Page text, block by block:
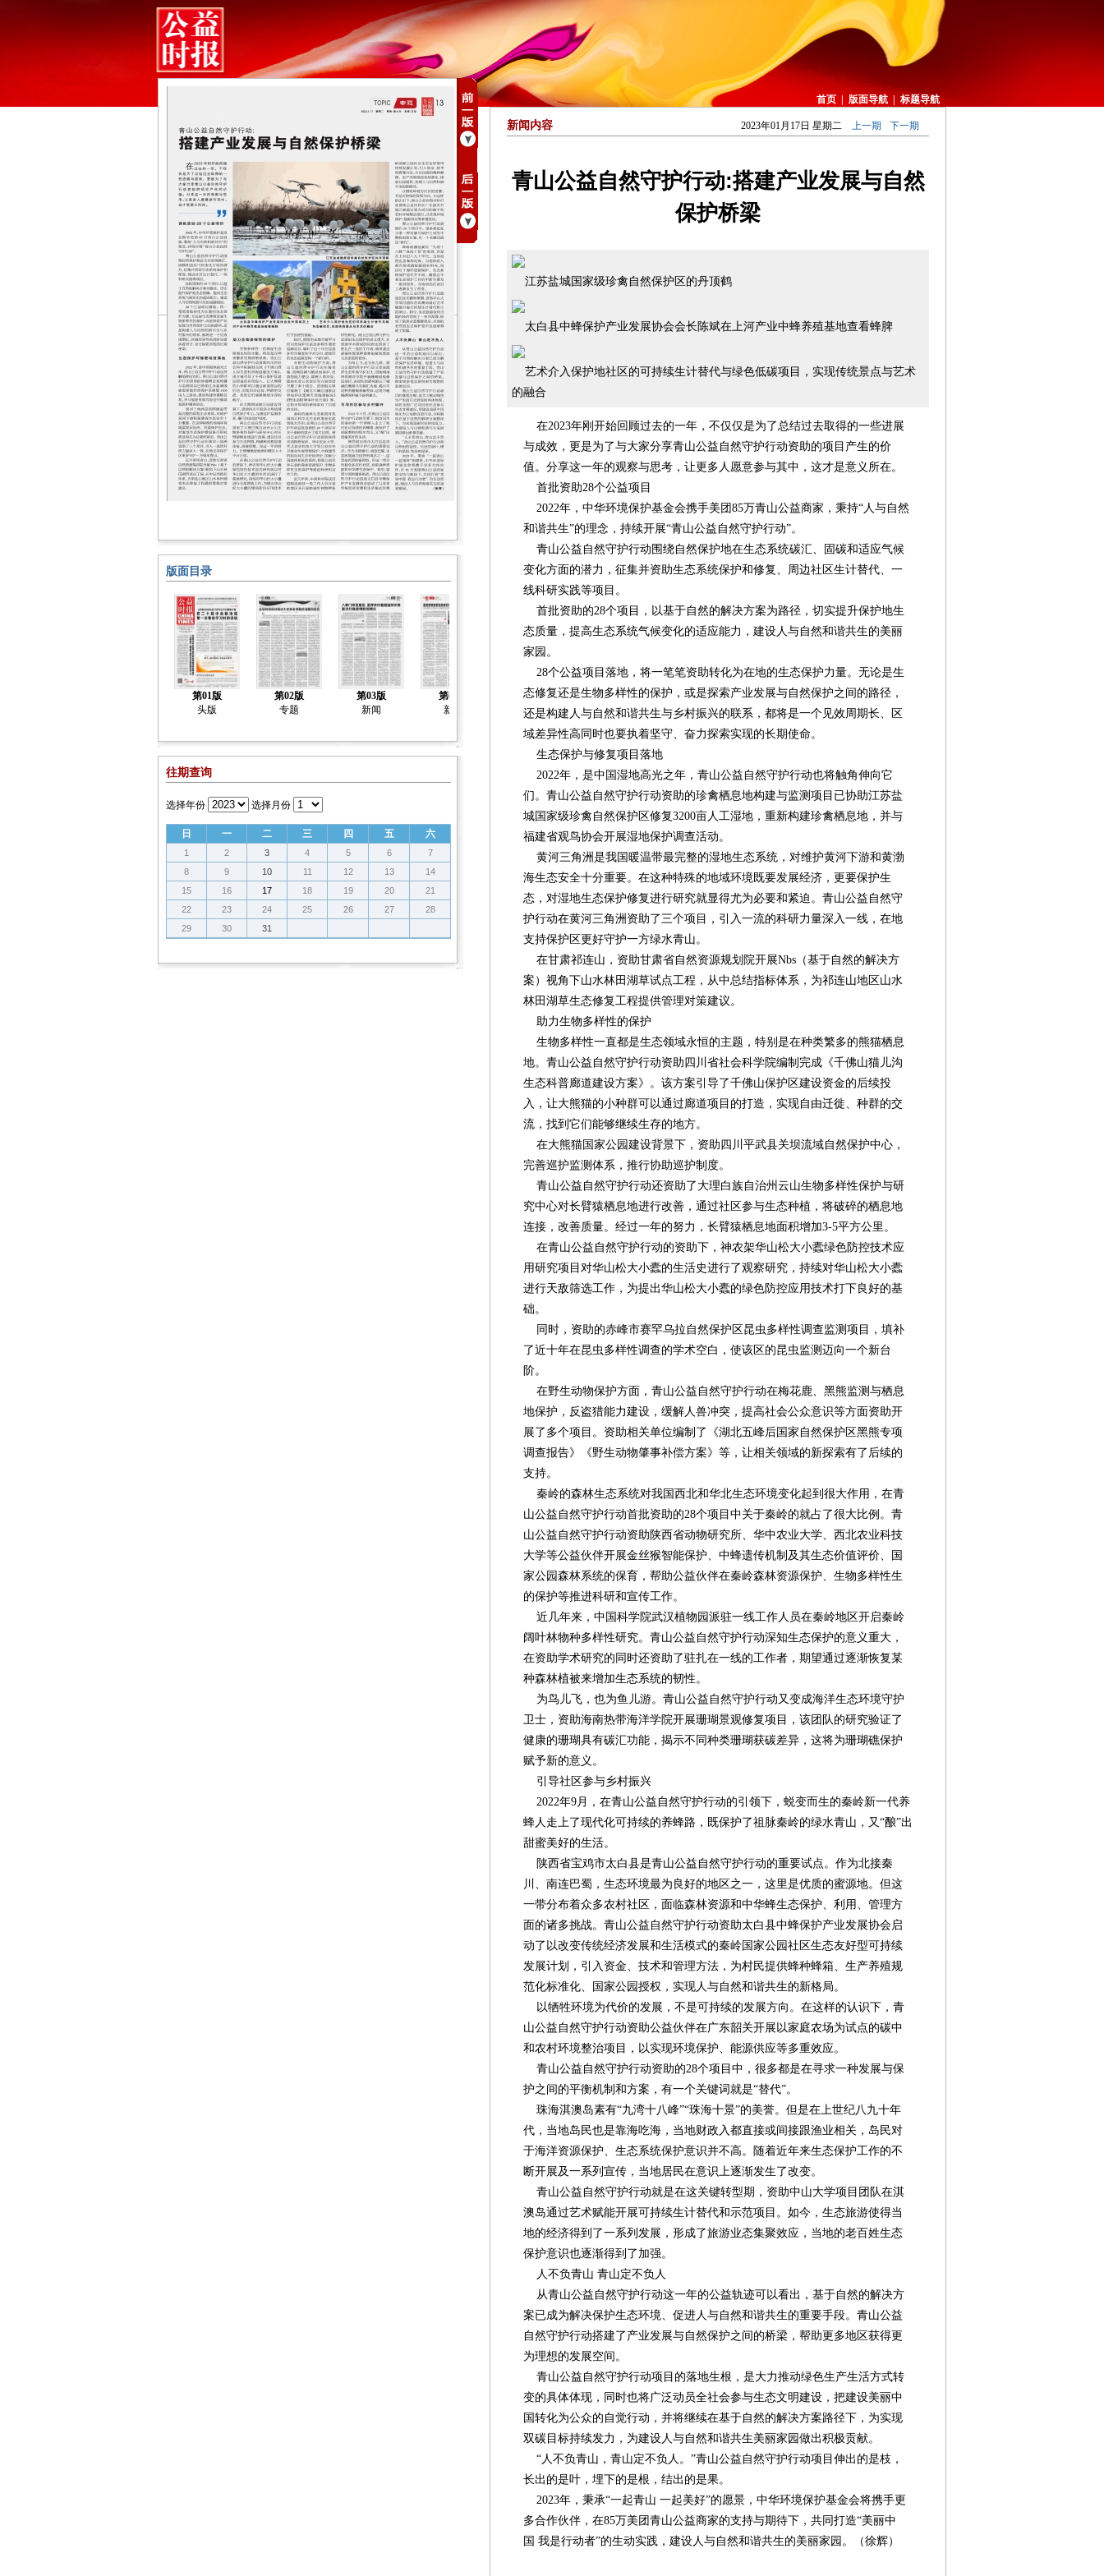
首页 版面导航 标题导航
版面目录
第01版
头版
第02版
专题
第03版
新闻
第04版
新闻
第05版
新闻
第06版
新闻
第07版
新闻
第08版
特别报道
第10版
特别报道
往期查询
选择年份 选择月份
日 一 二 三 四 五 六
1 2 3 4 5 6
7
8
9 10 11 12 13
14
15
16 17 18 19 20
21
22
23 24 25 26 27
28
29
30 31
新闻内容 2023年01月17日 星期二 上一期 下一期
青山公益自然守护行动:搭建产业发展与自然
保护桥梁
江苏盐城国家级珍禽自然保护区的丹顶鹤
太白县中蜂保护产业发展协会会长陈斌在上河产业中蜂养殖基地查看蜂脾
艺术介入保护地社区的可持续生计替代与绿色低碳项目，实现传统景点与艺术
的融合
在2023年刚开始回顾过去的一年，不仅仅是为了总结过去取得的一些进展
与成效，更是为了与大家分享青山公益自然守护行动资助的项目产生的价
值。分享这一年的观察与思考，让更多人愿意参与其中，这才是意义所在。
首批资助28个公益项目
2022年，中华环境保护基金会携手美团85万青山公益商家，秉持“人与自然
和谐共生”的理念，持续开展“青山公益自然守护行动”。
青山公益自然守护行动围绕自然保护地在生态系统碳汇、固碳和适应气候
变化方面的潜力，征集并资助生态系统保护和修复、周边社区生计替代、一
线科研实践等项目。
首批资助的28个项目，以基于自然的解决方案为路径，切实提升保护地生
态质量，提高生态系统气候变化的适应能力，建设人与自然和谐共生的美丽
家园。
28个公益项目落地，将一笔笔资助转化为在地的生态保护力量。无论是生
态修复还是生物多样性的保护，或是探索产业发展与自然保护之间的路径，
还是构建人与自然和谐共生与乡村振兴的联系，都将是一个见效周期长、区
域差异性高同时也要执着坚守、奋力探索实现的长期使命。
生态保护与修复项目落地
2022年，是中国湿地高光之年，青山公益自然守护行动也将触角伸向它
们。青山公益自然守护行动资助的珍禽栖息地构建与监测项目已协助江苏盐
城国家级珍禽自然保护区修复3200亩人工湿地，重新构建珍禽栖息地，并与
福建省观鸟协会开展湿地保护调查活动。
黄河三角洲是我国暖温带最完整的湿地生态系统，对维护黄河下游和黄渤
海生态安全十分重要。在这种特殊的地域环境既要发展经济，更要保护生
态，对湿地生态保护修复进行研究就显得尤为必要和紧迫。青山公益自然守
护行动在黄河三角洲资助了三个项目，引入一流的科研力量深入一线，在地
支持保护区更好守护一方绿水青山。
在甘肃祁连山，资助甘肃省自然资源规划院开展Nbs（基于自然的解决方
案）视角下山水林田湖草试点工程，从中总结指标体系，为祁连山地区山水
林田湖草生态修复工程提供管理对策建议。
助力生物多样性的保护
生物多样性一直都是生态领域永恒的主题，特别是在种类繁多的熊猫栖息
地。青山公益自然守护行动资助四川省社会科学院编制完成《千佛山猫儿沟
生态科普廊道建设方案》。该方案引导了千佛山保护区建设资金的后续投
入，让大熊猫的小种群可以通过廊道项目的打造，实现自由迁徙、种群的交
流，找到它们能够继续生存的地方。
在大熊猫国家公园建设背景下，资助四川平武县关坝流域自然保护中心，
完善巡护监测体系，推行协助巡护制度。
青山公益自然守护行动还资助了大理白族自治州云山生物多样性保护与研
究中心对长臂猿栖息地进行改善，通过社区参与生态种植，将破碎的栖息地
连接，改善质量。经过一年的努力，长臂猿栖息地面积增加3-5平方公里。
在青山公益自然守护行动的资助下，神农架华山松大小蠹绿色防控技术应
用研究项目对华山松大小蠹的生活史进行了观察研究，持续对华山松大小蠹
进行天敌筛选工作，为提出华山松大小蠹的绿色防控应用技术打下良好的基
础。
同时，资助的赤峰市赛罕乌拉自然保护区昆虫多样性调查监测项目，填补
了近十年在昆虫多样性调查的学术空白，使该区的昆虫监测迈向一个新台
阶。
在野生动物保护方面，青山公益自然守护行动在梅花鹿、黑熊监测与栖息
地保护，反盗猎能力建设，缓解人兽冲突，提高社会公众意识等方面资助开
展了多个项目。资助相关单位编制了《湖北五峰后国家自然保护区黑熊专项
调查报告》《野生动物肇事补偿方案》等，让相关领域的新探索有了后续的
支持。
秦岭的森林生态系统对我国西北和华北生态环境变化起到很大作用，在青
山公益自然守护行动首批资助的28个项目中关于秦岭的就占了很大比例。青
山公益自然守护行动资助陕西省动物研究所、华中农业大学、西北农业科技
大学等公益伙伴开展金丝猴智能保护、中蜂遗传机制及其生态价值评价、国
家公园森林系统的保育，帮助公益伙伴在秦岭森林资源保护、生物多样性生
的保护等推进科研和宣传工作。
近几年来，中国科学院武汉植物园派驻一线工作人员在秦岭地区开启秦岭
阔叶林物种多样性研究。青山公益自然守护行动深知生态保护的意义重大，
在资助学术研究的同时还资助了驻扎在一线的工作者，期望通过逐渐恢复某
种森林植被来增加生态系统的韧性。
为鸟儿飞，也为鱼儿游。青山公益自然守护行动又变成海洋生态环境守护
卫士，资助海南热带海洋学院开展珊瑚景观修复项目，该团队的研究验证了
健康的珊瑚具有碳汇功能，揭示不同种类珊瑚获碳差异，这将为珊瑚礁保护
赋予新的意义。
引导社区参与乡村振兴
2022年9月，在青山公益自然守护行动的引领下，蜕变而生的秦岭新一代养
蜂人走上了现代化可持续的养蜂路，既保护了祖脉秦岭的绿水青山，又“酿”出
甜蜜美好的生活。
陕西省宝鸡市太白县是青山公益自然守护行动的重要试点。作为北接秦
川、南连巴蜀，生态环境最为良好的地区之一，这里是优质的蜜源地。但这
一带分布着众多农村社区，面临森林资源和中华蜂生态保护、利用、管理方
面的诸多挑战。青山公益自然守护行动资助太白县中蜂保护产业发展协会启
动了以改变传统经济发展和生活模式的秦岭国家公园社区生态友好型可持续
发展计划，引入资金、技术和管理方法，为村民提供蜂种蜂箱、生产养殖规
范化标准化、国家公园授权，实现人与自然和谐共生的新格局。
以牺牲环境为代价的发展，不是可持续的发展方向。在这样的认识下，青
山公益自然守护行动资助公益伙伴在广东韶关开展以家庭农场为试点的碳中
和农村环境整治项目，以实现环境保护、能源供应等多重效应。
青山公益自然守护行动资助的28个项目中，很多都是在寻求一种发展与保
护之间的平衡机制和方案，有一个关键词就是“替代”。
珠海淇澳岛素有“九湾十八峰”“珠海十景”的美誉。但是在上世纪八九十年
代，当地岛民也是靠海吃海，当地财政入都直接或间接跟渔业相关，岛民对
于海洋资源保护、生态系统保护意识并不高。随着近年来生态保护工作的不
断开展及一系列宣传，当地居民在意识上逐渐发生了改变。
青山公益自然守护行动就是在这关键转型期，资助中山大学项目团队在淇
澳岛通过艺术赋能开展可持续生计替代和示范项目。如今，生态旅游使得当
地的经济得到了一系列发展，形成了旅游业态集聚效应，当地的老百姓生态
保护意识也逐渐得到了加强。
人不负青山 青山定不负人
从青山公益自然守护行动这一年的公益轨迹可以看出，基于自然的解决方
案已成为解决保护生态环境、促进人与自然和谐共生的重要手段。青山公益
自然守护行动搭建了产业发展与自然保护之间的桥梁，帮助更多地区获得更
为理想的发展空间。
青山公益自然守护行动项目的落地生根，是大力推动绿色生产生活方式转
变的具体体现，同时也将广泛动员全社会参与生态文明建设，把建设美丽中
国转化为公众的自觉行动，并将继续在基于自然的解决方案路径下，为实现
双碳目标持续发力，为建设人与自然和谐共生美丽家园做出积极贡献。
“人不负青山，青山定不负人。”青山公益自然守护行动项目伸出的是枝，
长出的是叶，埋下的是根，结出的是果。
2023年，秉承“一起青山 一起美好”的愿景，中华环境保护基金会将携手更
多合作伙伴，在85万美团青山公益商家的支持与期待下，共同打造“美丽中
国 我是行动者”的生动实践，建设人与自然和谐共生的美丽家园。（徐辉）